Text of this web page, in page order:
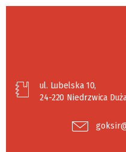
ul. Lubelska 10,
24-220 Niedrzwica